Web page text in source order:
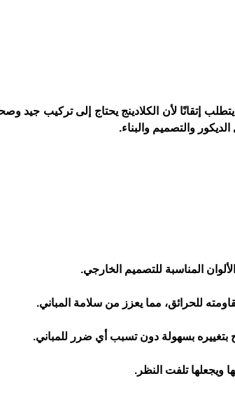
والتصميم والبناء.
للحرائق، مما يعزز من سلامة المباني.
بتغييره بسهولة دون تسبب أي ضرر للمباني.
ويجعلها تلفت النظر.